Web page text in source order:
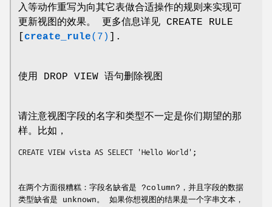
入等动作重写为向其它表做合适操作的规则来实现可
更新视图的效果。 更多信息详见 CREATE RULE
create_rule(7) ].
使用 DROP VIEW 语句删除视图
请注意视图字段的名字和类型不一定是你们期望的那
样。比如，
CREATE VIEW vista AS SELECT 'Hello World';
在两个方面很糟糕：字段名缺省是 ?column?，并且字段的数据
类型缺省是 unknown。 如果你想视图的结果是一个字串文本，